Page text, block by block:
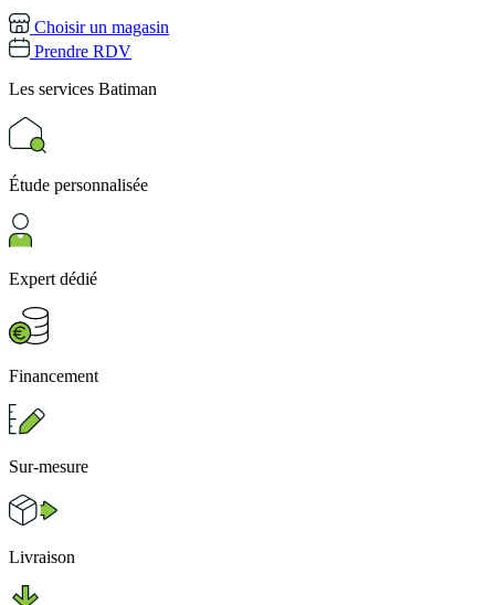
Choisir un magasin
Prendre RDV
Les services Batiman
Étude personnalisée
Expert dédié
Financement
Sur-mesure
Livraison